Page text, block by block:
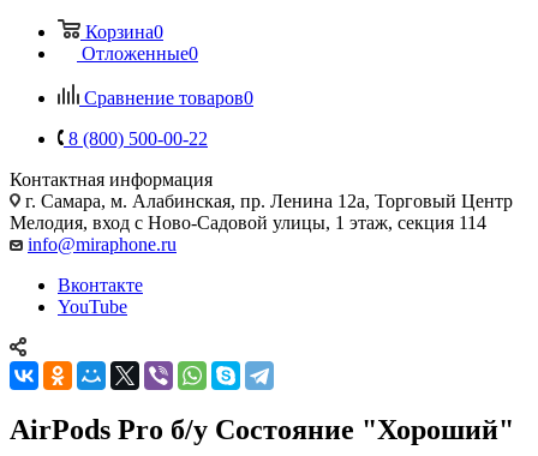
Корзина0
Отложенные0
Сравнение товаров0
8 (800) 500-00-22
Контактная информация
г. Самара, м. Алабинская, пр. Ленина 12а, Торговый Центр
Мелодия, вход с Ново-Садовой улицы, 1 этаж, секция 114
info@miraphone.ru
Вконтакте
YouTube
AirPods Pro б/у Состояние "Хороший"